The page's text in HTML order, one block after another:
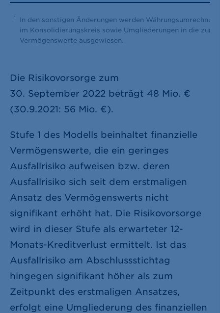
1
In den sonstigen Änderungen werden
im Konsolidierungskreis sowie Umgliederungen in die zur
Vermögenswerte ausgewiesen.
Die Risikovorsorge zum
30. September 2022 beträgt 48 Mio. €
(30.9.2021: 56 Mio. €).
Stufe 1 des Modells beinhaltet finanzielle
Vermögenswerte, die ein geringes
Ausfallrisiko aufweisen bzw. deren
Ausfallrisiko sich seit dem erstmaligen
Ansatz des Vermögenswerts nicht
signifikant erhöht hat. Die Risikovorsorge
wird in dieser Stufe als erwarteter 12-
Monats-Kreditverlust ermittelt. Ist das
Ausfallrisiko am Abschlussstichtag
hingegen signifikant höher als zum
Zeitpunkt des erstmaligen Ansatzes,
erfolgt eine Umgliederung des finanziellen